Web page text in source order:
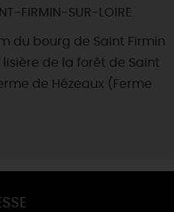
FIRMIN-SUR-LOIRE
du bourg de Saint Firmin
lisière de la forêt de Saint
de Hézeaux (Ferme